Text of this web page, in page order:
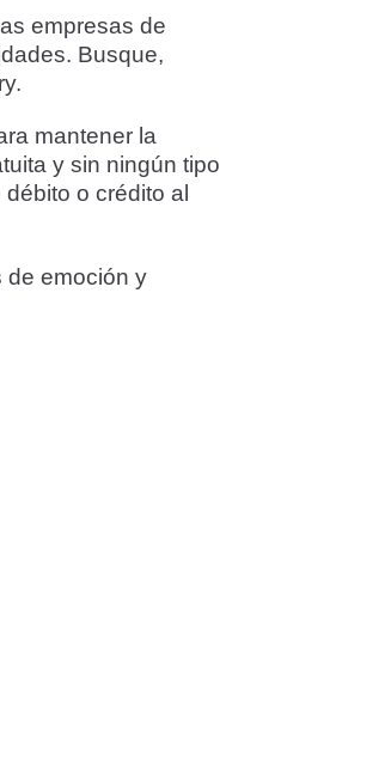
empresas de
Busque,
mantener la
y sin ningún tipo
o crédito al
de emoción y